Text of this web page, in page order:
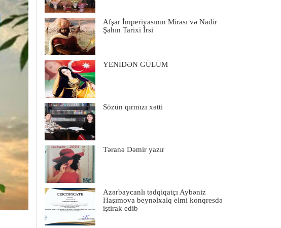
Afşar İmperiyasının Mirası və Nadir
Şahın Tarixi İrsi
YENİDƏN GÜLÜM
Sözün qırmızı xətti
Təranə Dəmir yazır
Azərbaycanlı tədqiqatçı Aybəniz
Haşımova beynəlxalq elmi konqresdə
iştirak edib